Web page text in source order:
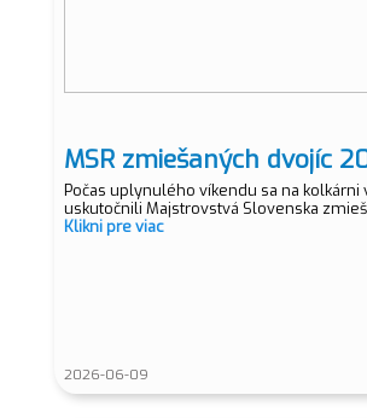
MSR zmiešaných dvojíc
Počas uplynulého víkendu sa na kolkárni
uskutočnili Majstrovstvá Slovenska
Klikni pre viac
2026-06-09